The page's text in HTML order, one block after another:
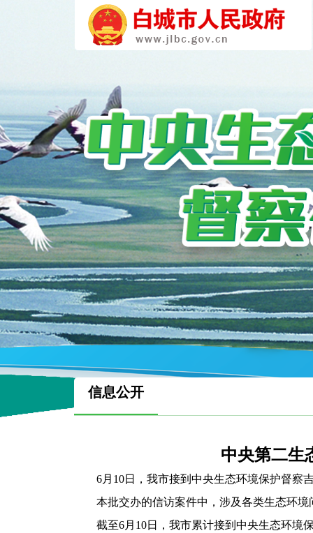
信息公开
中央第二生
6月10日，我市接到中央生态环境保护督察吉
本批交办的信访案件中，涉及各类生态环境
截至6月10日，我市累计接到中央生态环境保